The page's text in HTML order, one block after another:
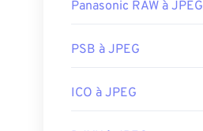
Panasonic RAW à JPEG
PSB à JPEG
ICO à JPEG